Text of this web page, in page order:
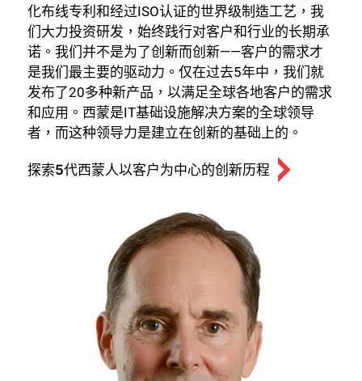
化布线专利和经过ISO认证的世界级制造工艺，我
们大力投资研发，始终践行对客户和行业的长期承
诺。我们并不是为了创新而创新——客户的需求才
是我们最主要的驱动力。仅在过去5年中，我们就
发布了20多种新产品，以满足全球各地客户的需求
和应用。西蒙是IT基础设施解决方案的全球领导
者，而这种领导力是建立在创新的基础上的。
探索5代西蒙人以客户为中心的创新历程